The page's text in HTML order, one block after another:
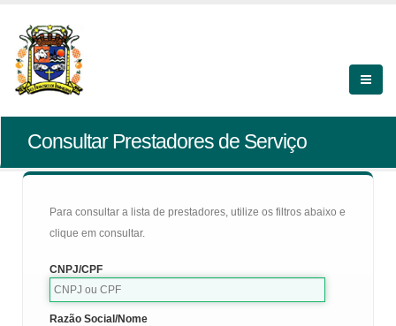
Consultar Prestadores de Serviço
Para consultar a lista de prestadores, utilize os filtros abaixo e
clique em consultar.
CNPJ/CPF
Razão Social/Nome